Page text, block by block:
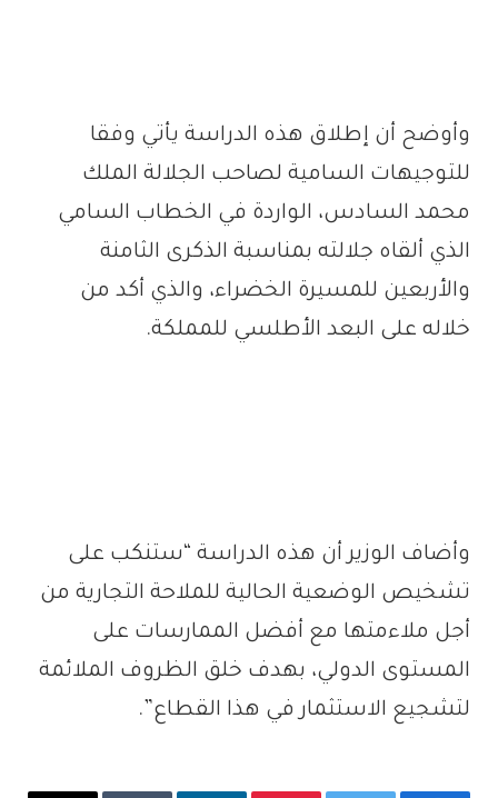
وأوضح أن إطلاق هذه الدراسة يأتي وفقا
للتوجيهات السامية لصاحب الجلالة الملك
محمد السادس، الواردة في الخطاب السامي
الذي ألقاه جلالته بمناسبة الذكرى الثامنة
والأربعين للمسيرة الخضراء، والذي أكد من
خلاله على البعد الأطلسي للمملكة.
وأضاف الوزير أن هذه الدراسة “ستنكب على
تشخيص الوضعية الحالية للملاحة التجارية من
أجل ملاءمتها مع أفضل الممارسات على
المستوى الدولي، بهدف خلق الظروف الملائمة
لتشجيع الاستثمار في هذا القطاع”.